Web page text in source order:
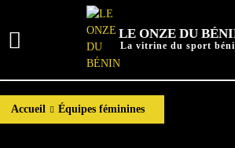
LE ONZE DU
La vitrine du sport
Accueil Équipes féminines